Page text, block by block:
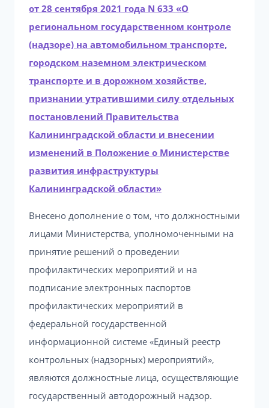
от 28 сентября 2021 года N 633 «О
региональном государственном контроле
(надзоре) на автомобильном транспорте,
городском наземном электрическом
транспорте и в дорожном хозяйстве,
признании утратившими силу отдельных
постановлений Правительства
Калининградской области и внесении
изменений в Положение о Министерстве
развития инфраструктуры
Калининградской области»
Внесено дополнение о том, что должностными
лицами Министерства, уполномоченными на
принятие решений о проведении
профилактических мероприятий и на
подписание электронных паспортов
профилактических мероприятий в
федеральной государственной
информационной системе «Единый реестр
контрольных (надзорных) мероприятий»,
являются должностные лица, осуществляющие
государственный автодорожный надзор.